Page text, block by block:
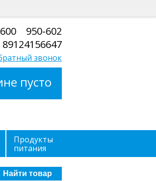
950-602
звонок
пусто
Продукты
питания